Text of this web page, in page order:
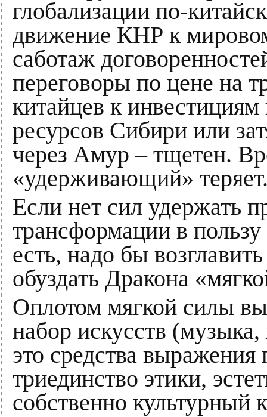
глобализации по-
движение КНР к
саботаж
переговоры по цене на
китайцев к
ресурсов Сибири или
через Амур – тщетен.
«удерживающий»
Если нет сил удержать
трансформации в
есть, надо бы
обуздать Дракона
Оплотом мягкой силы
набор искусств
это средства
триединство этики,
собственно культурный